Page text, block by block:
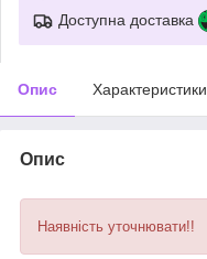
Доступна доставка
Опис Характеристики
Опис
Наявність уточнювати!!